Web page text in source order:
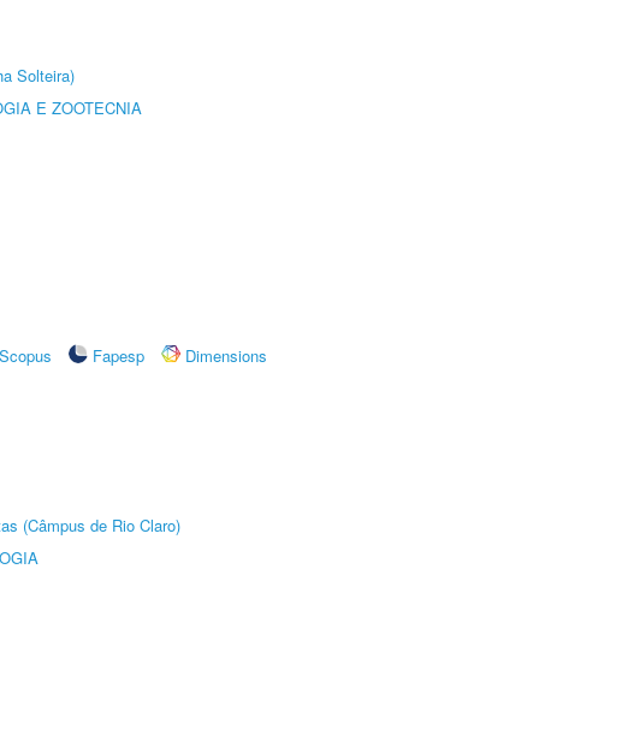
Solteira)
E ZOOTECNIA
Scopus Fapesp
Dimensions
(Câmpus de Rio Claro)